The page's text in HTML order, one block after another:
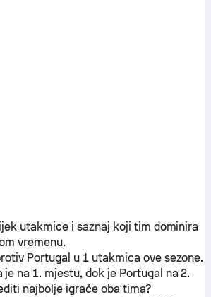
utakmice i saznaj koji tim dominira
vremenu.
Portugal u 1 utakmica ove sezone.
je na 1. mjestu, dok je Portugal na 2.
najbolje igrače oba tima?